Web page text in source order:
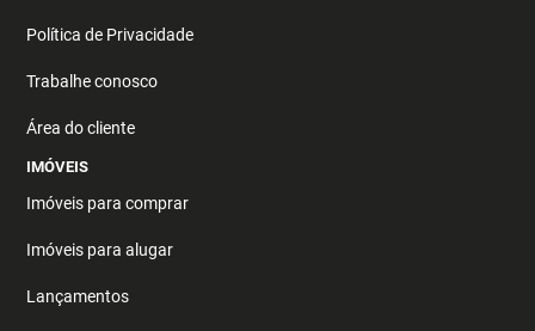
Política de Privacidade
Trabalhe conosco
Área do cliente
IMÓVEIS
Imóveis para comprar
Imóveis para alugar
Lançamentos